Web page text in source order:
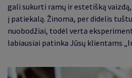
gali sukurti ramų ir estetišką
į patiekalą. Žinoma, per didelis
nuobodžiai, todėl verta
labiausiai patinka Jūsų klientams